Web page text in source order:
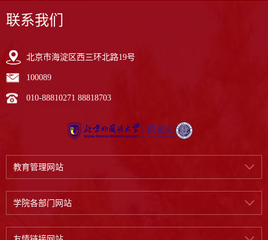
联系我们
北京市海淀区西三环北路19号
100089
010-88810271 88818703
教育管理网站
学院各部门网站